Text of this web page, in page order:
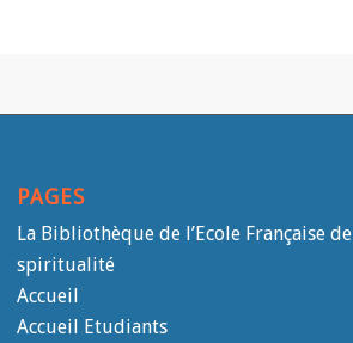
PAGES
La Bibliothèque de l’Ecole Française de
spiritualité
Accueil
Accueil Etudiants